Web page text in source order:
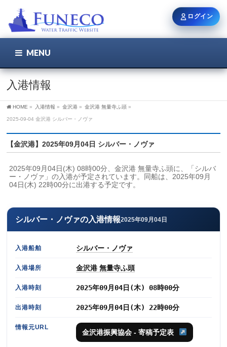
MENU
入港情報
HOME » 入港情報 » 金沢港 » 金沢港 無量寺ふ頭 »
2025-09-04 金沢港 シルバー・ノヴァ
【金沢港】2025年09月04日 シルバー・ノヴァ
2025年09月04日(木) 08時00分、金沢港 無量寺ふ頭に、「シルバ
ー・ノヴァ」の入港が予定されています。同船は、2025年09月
04日(木) 22時00分に出港する予定です。
シルバー・ノヴァの入港情報2025年09月04日
入港船舶 シルバー・ノヴァ
入港場所 金沢港 無量寺ふ頭
入港時刻 2025年09月04日(木) 08時00分
出港時刻 2025年09月04日(木) 22時00分
情報元URL
金沢港振興協会 - 寄稿予定表
ログイン
ユーザー名 / メール
新規登録 パスワードを忘れた方